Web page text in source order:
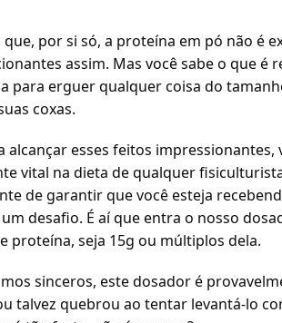
que, por si só, a proteína em pó não é
assim. Mas você sabe o que é
para erguer qualquer coisa do
coxas.
alcançar esses feitos
vital na dieta de qualquer
de garantir que você esteja
desafio. É aí que entra o nosso
proteína, seja 15g ou múltiplos dela.
sinceros, este dosador é
talvez quebrou ao tentar levantá-lo